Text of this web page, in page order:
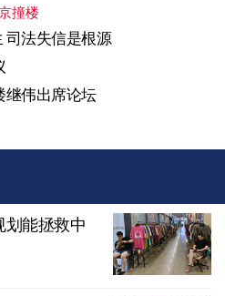
撞楼
司法失信是根源
继伟出席论坛
划能拯救中